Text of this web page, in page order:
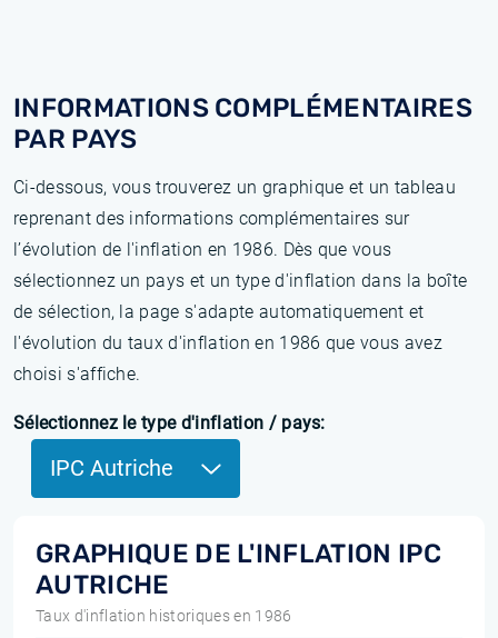
INFORMATIONS COMPLÉMENTAIRES
PAR PAYS
Ci-dessous, vous trouverez un graphique et un tableau
reprenant des informations complémentaires sur
l’évolution de l'inflation en 1986. Dès que vous
sélectionnez un pays et un type d'inflation dans la boîte
de sélection, la page s'adapte automatiquement et
l'évolution du taux d'inflation en 1986 que vous avez
choisi s'affiche.
Sélectionnez le type d'inflation / pays:
IPC Autriche
GRAPHIQUE DE L'INFLATION IPC
AUTRICHE
Taux d'inflation historiques en 1986